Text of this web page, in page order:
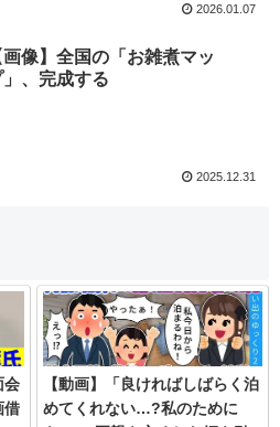
2026.01.07
画像】全国の「お雑煮マッ
」、完成する
2025.12.31
会
借
【動画】「良ければしばらく泊
めてくれない…?私のために